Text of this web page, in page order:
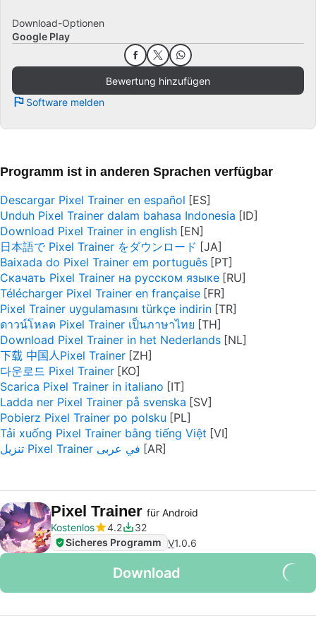
Download-Optionen
Google Play
Bewertung hinzufügen
Software melden
Programm ist in anderen Sprachen verfügbar
Descargar Pixel Trainer en español
Unduh Pixel Trainer dalam bahasa Indonesia
Download Pixel Trainer in english
日本語で Pixel Trainer をダウンロード
Baixada do Pixel Trainer em português
Скачать Pixel Trainer на русском языке
Télécharger Pixel Trainer en française
Pixel Trainer uygulamasını türkçe indirin
ดาวน์โหลด Pixel Trainer เป็นภาษาไทย
Download Pixel Trainer in het Nederlands
下载 中国人Pixel Trainer
다운로드 Pixel Trainer
Scarica Pixel Trainer in italiano
Ladda ner Pixel Trainer på svenska
Pobierz Pixel Trainer po polsku
Tải xuống Pixel Trainer bằng tiếng Việt
تنزيل Pixel Trainer في عربى
Pixel Trainer für Android
Kostenlos
4.2
32
Sicheres Programm V1.0.6
Download